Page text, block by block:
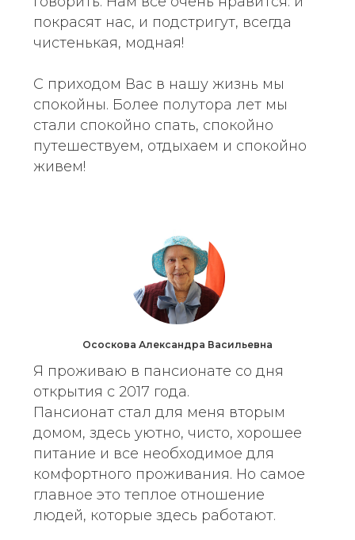
покрасят нас, и подстригут, всегда
чистенькая, модная!
С приходом Вас в нашу жизнь мы
спокойны. Более полутора лет мы
стали спокойно спать, спокойно
путешествуем, отдыхаем и спокойно
живем!
Ососкова Александра Васильевна
Я проживаю в пансионате со дня
открытия с 2017 года.
Пансионат стал для меня вторым
домом, здесь уютно, чисто, хорошее
питание и все необходимое для
комфортного проживания. Но самое
главное это теплое отношение
людей, которые здесь работают.